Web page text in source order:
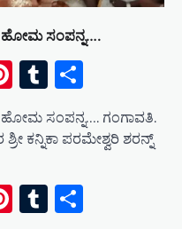
ಹೋಮ ಸಂಪನ್ನ….
Pinterest
Tumblr
ಹೋಮ ಸಂಪನ್ನ…. ಗಂಗಾವತಿ.
ಕನ್ನಿಕಾ ಪರಮೇಶ್ವರಿ ಶರನ್ನ್
Pinterest
Tumblr